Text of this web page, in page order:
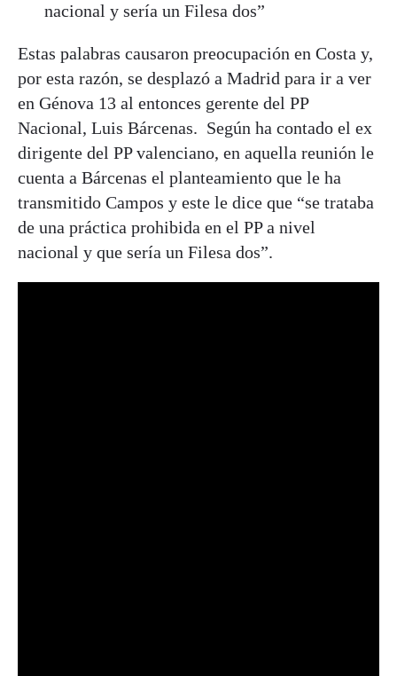
nacional y sería un Filesa dos”
Estas palabras causaron preocupación en Costa y,
por esta razón, se desplazó a Madrid para ir a ver
en Génova 13 al entonces gerente del PP
Nacional, Luis Bárcenas. Según ha contado el ex
dirigente del PP valenciano, en aquella reunión le
cuenta a Bárcenas el planteamiento que le ha
transmitido Campos y este le dice que “se trataba
de una práctica prohibida en el PP a nivel
nacional y que sería un Filesa dos”.